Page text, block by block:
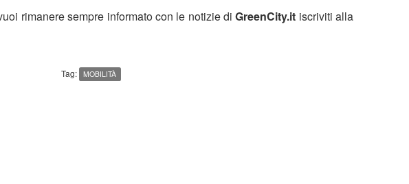
rimanere sempre informato con le notizie diGreenCity.it iscriviti alla
Tag: MOBILITÀ